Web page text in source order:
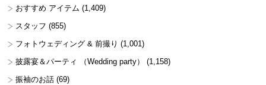
おすすめ アイテム (1,409)
スタッフ (855)
フォトウェディング & 前撮り (1,001)
披露宴＆パーティ （Wedding party）
(1,158)
振袖のお話 (69)